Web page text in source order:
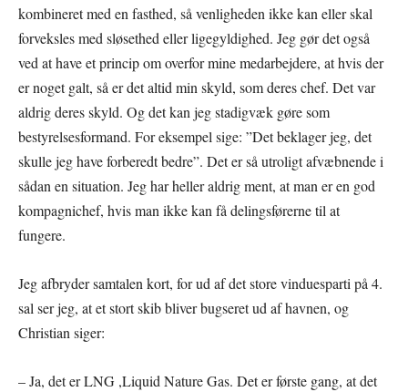
kombineret med en fasthed, så venligheden ikke kan eller skal
forveksles med sløsethed eller ligegyldighed. Jeg gør det også
ved at have et princip om overfor mine medarbejdere, at hvis der
er noget galt, så er det altid min skyld, som deres chef. Det var
aldrig deres skyld. Og det kan jeg stadigvæk gøre som
bestyrelsesformand. For eksempel sige: ”Det beklager jeg, det
skulle jeg have forberedt bedre”. Det er så utroligt afvæbnende i
sådan en situation. Jeg har heller aldrig ment, at man er en god
kompagnichef, hvis man ikke kan få delingsførerne til at
fungere.
Jeg afbryder samtalen kort, for ud af det store vinduesparti på 4.
sal ser jeg, at et stort skib bliver bugseret ud af havnen, og
Christian siger:
– Ja, det er LNG ,Liquid Nature Gas. Det er første gang, at det